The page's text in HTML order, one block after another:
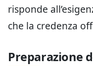
risponde
che la credenza
Preparazione